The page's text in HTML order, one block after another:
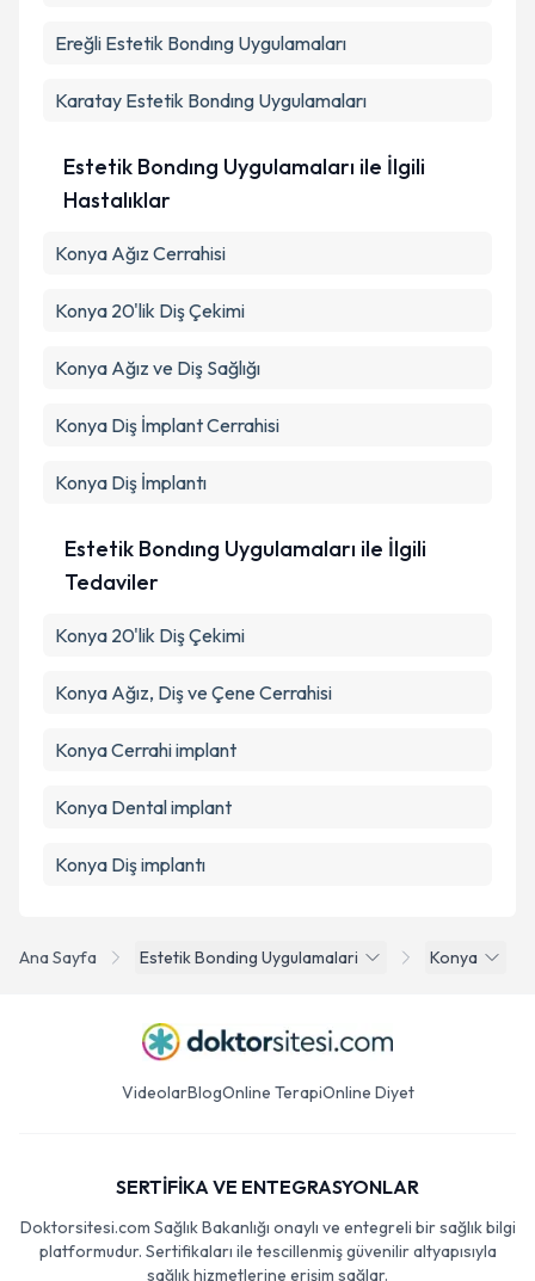
Ana Sayfa Estetik Bonding Uygulamalari Konya
Ereğli Estetik Bondıng Uygulamaları
Karatay Estetik Bondıng Uygulamaları
Estetik Bondıng Uygulamaları ile İlgili
Hastalıklar
Konya Ağız Cerrahisi
Konya 20'lik Diş Çekimi
Konya Ağız ve Diş Sağlığı
Konya Diş İmplant Cerrahisi
Konya Diş İmplantı
Estetik Bondıng Uygulamaları ile İlgili
Tedaviler
Konya 20'lik Diş Çekimi
Konya Ağız, Diş ve Çene Cerrahisi
Konya Cerrahi implant
Konya Dental implant
Konya Diş implantı
VideolarBlogOnline TerapiOnline Diyet
SERTİFİKA VE ENTEGRASYONLAR
Doktorsitesi.com Sağlık Bakanlığı onaylı ve entegreli bir sağlık bilgi
platformudur. Sertifikaları ile tescillenmiş güvenilir altyapısıyla
sağlık hizmetlerine erişim sağlar.